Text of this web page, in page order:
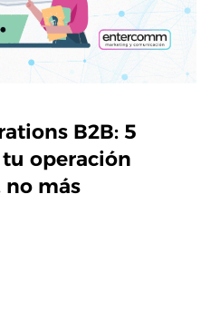
B2B: 5
operación
no más